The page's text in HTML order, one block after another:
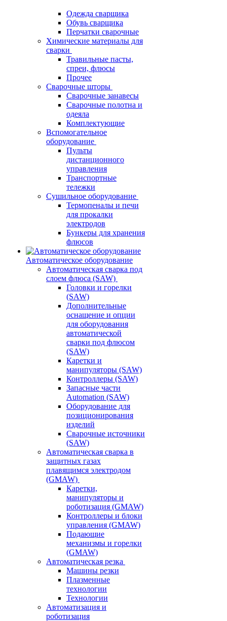
Одежда сварщика
Обувь сварщика
Перчатки сварочные
Химические материалы для
сварки
Травильные пасты,
спреи, флюсы
Прочее
Сварочные шторы
Сварочные занавесы
Сварочные полотна и
одеяла
Комплектующие
Вспомогательное
оборудование
Пульты
дистанционного
управления
Транспортные
тележки
Сушильное оборудование
Термопеналы и печи
для прокалки
электродов
Бункеры для хранения
флюсов
Автоматическое оборудование
Автоматическая сварка под
слоем флюса (SAW)
Головки и горелки
(SAW)
Дополнительные
оснащение и опции
для оборудования
автоматической
сварки под флюсом
(SAW)
Каретки и
манипуляторы (SAW)
Контроллеры (SAW)
Запасные части
Automation (SAW)
Оборудование для
позиционирования
изделий
Сварочные источники
(SAW)
Автоматическая сварка в
защитных газах
плавящимся электродом
(GMAW)
Каретки,
манипуляторы и
роботизация (GMAW)
Контроллеры и блоки
управления (GMAW)
Подающие
механизмы и горелки
(GMAW)
Автоматическая резка
Машины резки
Плазменные
технологии
Технологии
Автоматизация и
роботизация